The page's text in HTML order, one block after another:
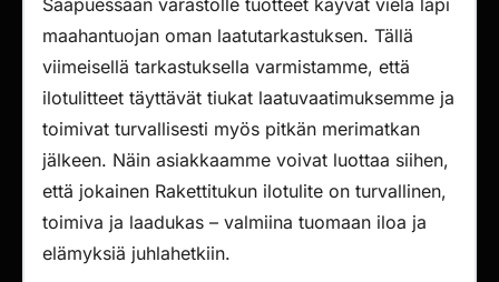
Saapuessaan varastolle tuotteet käyvät vielä läpi
maahantuojan oman laatutarkastuksen. Tällä
viimeisellä tarkastuksella varmistamme, että
ilotulitteet täyttävät tiukat laatuvaatimuksemme ja
toimivat turvallisesti myös pitkän merimatkan
jälkeen. Näin asiakkaamme voivat luottaa siihen,
että jokainen Rakettitukun ilotulite on turvallinen,
toimiva ja laadukas – valmiina tuomaan iloa ja
elämyksiä juhlahetkiin.